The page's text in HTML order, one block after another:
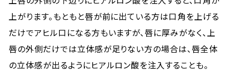
上がります。もともと唇が前に出ている方は口角を上げる
だけでアヒル口になる方もいますが、唇に厚みがなく、上
唇の外側だけでは立体感が足りない方の場合は、唇全体
の立体感が出るようにヒアルロン酸を注入することも。